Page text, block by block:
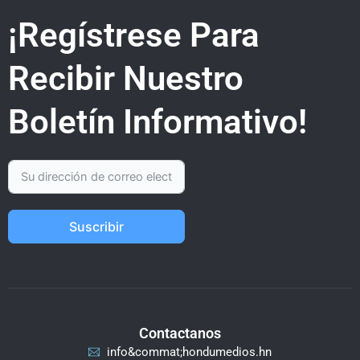
¡Regístrese Para
Recibir Nuestro
Boletín Informativo!
Suscribir
Contactanos
info&commat;hondumedios.hn